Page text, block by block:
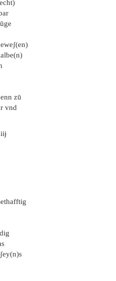
zū
vnd